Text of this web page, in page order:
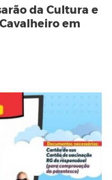
da Cultura e
em